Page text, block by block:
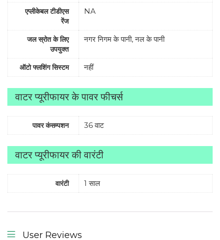
एप्लीकेबल टीडीएस
रेंज
NA
जल स्रोत के लिए
उपयुक्त
नगर निगम के पानी, नल के पानी
ऑटो फ्लशिंग सिस्टम नहीं
वाटर प्यूरीफायर के पावर फीचर्स
पावर कंसम्पशन 36 वाट
वाटर प्यूरीफायर की वारंटी
वारंटी 1 साल
User Reviews